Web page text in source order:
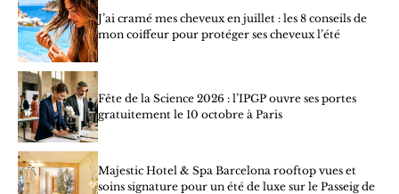
J’ai cramé mes cheveux en juillet : les 8 conseils de
mon coiffeur pour protéger ses cheveux l’été
Fête de la Science 2026 : l’IPGP ouvre ses portes
gratuitement le 10 octobre à Paris
Majestic Hotel & Spa Barcelona rooftop vues et
soins signature pour un été de luxe sur le Passeig de